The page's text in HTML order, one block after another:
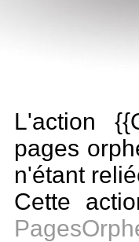
L'action
pages
n'étant
Cette